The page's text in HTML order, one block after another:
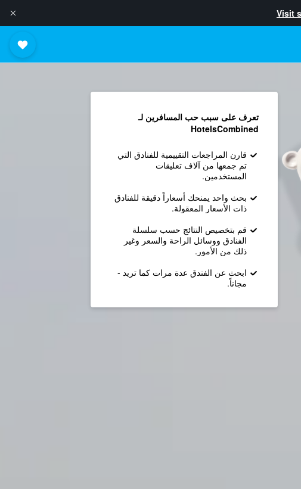
Visit
تعرف على سبب حب المسافرين لـ
HotelsCombined
قارن المراجعات التقييمية للفنادق التي
تم جمعها من آلاف تعليقات
المستخدمين.
بحث واحد يمنحك أسعاراً دقيقة للفنادق
ذات الأسعار المعقولة.
قم بتخصيص النتائج حسب سلسلة
الفنادق ووسائل الراحة والسعر وغير
ذلك من الأمور.
ابحث عن الفندق عدة مرات كما تريد -
مجاناً.